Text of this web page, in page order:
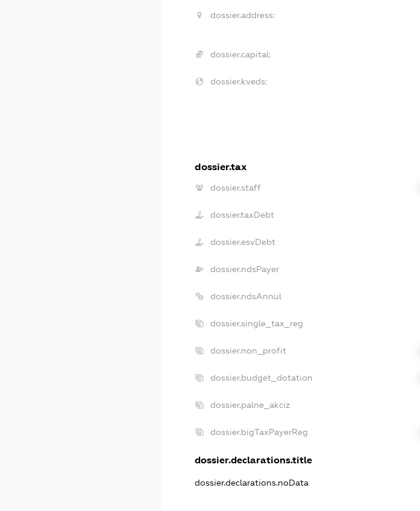
dossier.address:
dossier.capital:
dossier.kveds:
dossier.tax
dossier.staff
dossier.taxDebt
dossier.esvDebt
dossier.ndsPayer
dossier.ndsAnnul
dossier.single_tax_reg
dossier.non_profit
dossier.budget_dotation
dossier.palne_akciz
dossier.bigTaxPayerReg
dossier.declarations.title
dossier.declarations.noData